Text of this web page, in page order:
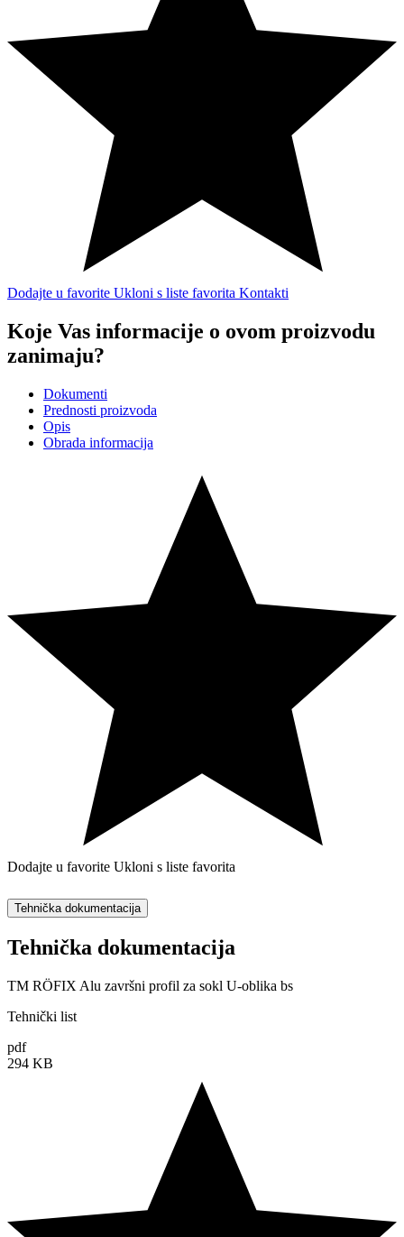
Dodajte u favorite Ukloni s liste favorita Kontakti
Koje Vas informacije o ovom proizvodu
zanimaju?
Dokumenti
Prednosti proizvoda
Opis
Obrada informacija
Dodajte u favorite Ukloni s liste favorita
Tehnička dokumentacija
Tehnička dokumentacija
TM RÖFIX Alu završni profil za sokl U-oblika bs
Tehnički list
pdf
294 KB